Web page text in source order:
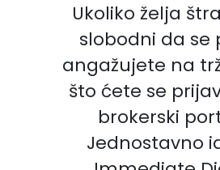
Ukoliko želja
slobodni da se
angažujete na
što ćete se
brokerski
Jednostavno